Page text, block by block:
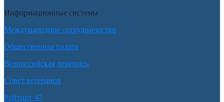
Информационные системы
Международное сотрудничество
Общественная палата
Всероссийская перепись
Совет ветеранов
Рейтинг 47